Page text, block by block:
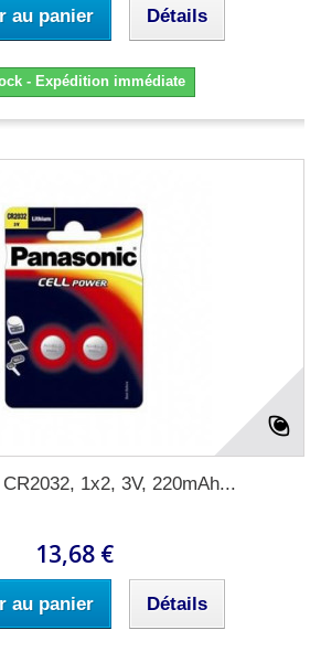
au panier Détails
- Expédition immédiate
1x2, 3V, 220mAh...
13,68 €
au panier Détails